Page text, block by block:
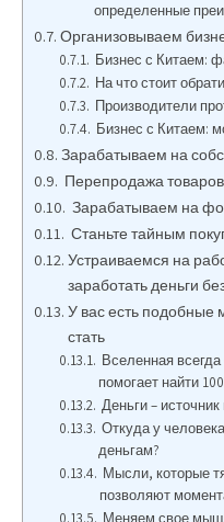
определенные
Организовываем
Бизнес с Китаем:
На что стоит
Производители
Бизнес с Китаем:
Зарабатываем на
Перепродажа
Зарабатываем на
Станьте тайным
Устраиваемся на
заработать деньги
У вас есть подобные
стать
Вселенная
помогает найти
Деньги –
Откуда у
деньгам?
Мысли, которые
позволяют
Меняем свое